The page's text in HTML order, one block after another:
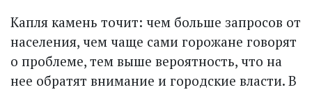
Капля камень точит: чем больше запросов от
населения, чем чаще сами горожане говорят
о проблеме, тем выше вероятность, что на
нее обратят внимание и городские власти. В